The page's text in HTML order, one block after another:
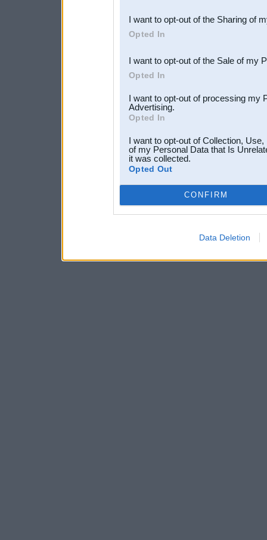
Downstream Participants
third parties.
I want to opt-out of the Sharing of
Opted In
I want to opt-out of the Sale of my
Opted In
I want to opt-out of processing my
Advertising.
Opted In
I want to opt-out of Collection,
of my Personal Data that Is
it was collected.
Opted Out
CONFIRM
Data Deletion